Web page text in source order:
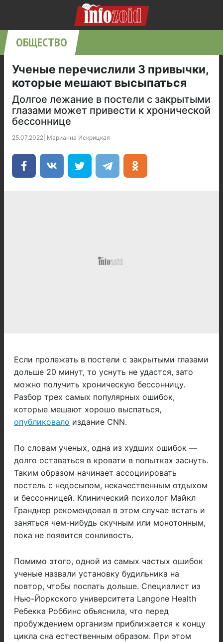
ОБЩЕСТВО
Ученые перечислили 3 привычки,
которые мешают высыпаться
Долгое лежание в постели с закрытыми
глазами может привести к хронической
бессоннице
25.07.2022 Марианна Искрицкая
Если пролежать в постели с закрытыми глазами
дольше 20 минут, то уснуть не удастся, зато
можно получить хроническую бессонницу.
Разбор трех самых популярных ошибок,
которые мешают хорошо выспаться,
опубликовало издание CNN.
По словам ученых, одна из худших ошибок —
долго оставаться в кровати в попытках заснуть.
Таким образом начинает ассоциировать
постель с недосыпом, некачественным отдыхом
и бессонницей. Клинический психолог Майкл
Гранднер рекомендовал в этом случае встать и
заняться чем-нибудь скучным или монотонным,
пока не появится сонливость.
Помимо этого, одной из самых частых ошибок
ученые назвали установку будильника на
повтор, чтобы поспать дольше. Специалист из
Нью-Йоркского университета Langone Health
Ребекка Роббинс объяснила, что перед
пробуждением организм приближается к концу
цикла сна естественным образом. При этом